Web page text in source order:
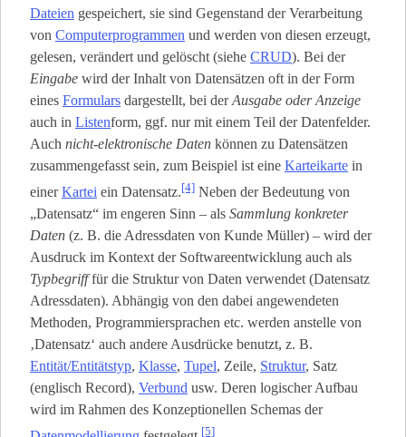
Dateien gespeichert, sie sind Gegenstand der Verarbeitung
von Computerprogrammen und werden von diesen erzeugt,
gelesen, verändert und gelöscht (siehe CRUD). Bei der
Eingabe wird der Inhalt von Datensätzen oft in der Form
eines Formulars dargestellt, bei derAusgabe oder Anzeige
auch in Listen­form, ggf. nur mit einem Teil der Datenfelder.
Auch nicht-elektronische Daten können zu Datensätzen
zusammengefasst sein, zum Beispiel ist eine Karteikarte in
einerKartei ein Datensatz.[4] Neben der Bedeutung von
„Datensatz“ im engeren Sinn – als Sammlung konkreter
Daten (z. B. die Adressdaten von Kunde Müller) – wird der
Ausdruck im Kontext der Softwareentwicklung auch als
Typbegrifffür die Struktur von Daten verwendet (Datensatz
Adressdaten). Abhängig von den dabei angewendeten
Methoden, Programmiersprachen etc. werden anstelle von
‚Datensatz‘ auch andere Ausdrücke benutzt, z. B.
Entität/Entitätstyp, Klasse, Tupel, Zeile, Struktur, Satz
(englisch Record), Verbund usw. Deren logischer Aufbau
wird im Rahmen des Konzeptionellen Schemas der
[5]